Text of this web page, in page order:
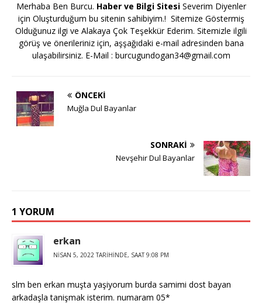
Merhaba Ben Burcu. Haber ve Bilgi SitesiSeverim Diyenler
için Oluşturduğum bu sitenin sahibiyim.! Sitemize Göstermiş
Olduğunuz ilgi ve Alakaya Çok Teşekkür Ederim. Sitemizle ilgili
görüş ve önerileriniz için, aşşağıdaki e-mail adresinden bana
ulaşabilirsiniz. E-Mail : burcugundogan34@gmail.com
ÖNCEKI
Muğla Dul Bayanlar
SONRAKI
Nevşehir Dul Bayanlar
1 YORUM
erkan
NISAN 5, 2022 TARIHINDE, SAAT 9:08 PM
slm ben erkan muşta yaşiyorum burda samimi dost bayan
arkadaşla tanişmak isterim. numaram 05*